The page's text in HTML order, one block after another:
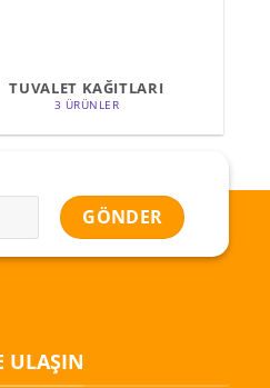
TUVALET KAĞITLARI
3 ÜRÜNLER
ULAŞIN